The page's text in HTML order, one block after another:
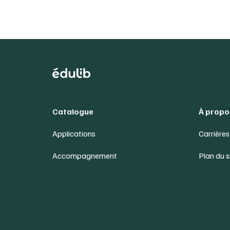
Catalogue
Applications
Accompagnement
À
Carrières
Plan du